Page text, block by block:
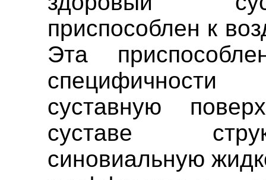
приспособлен к
Эта
суставную
суставе
синовиальную